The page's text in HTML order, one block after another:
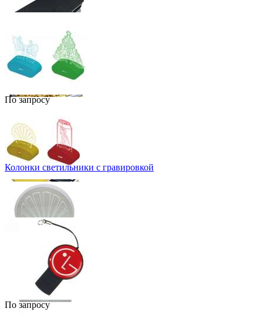
По запросу
Колонки светильники с гравировкой
По запросу